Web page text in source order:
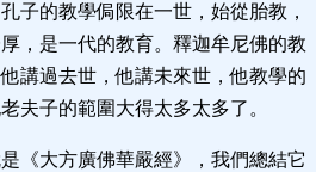
子的教學侷限在一世，始從胎教，
，是一代的教育。釋迦牟尼佛的教
講過去世，他講未來世，他教學的
夫子的範圍大得太多太多了。
《大方廣佛華嚴經》，我們總結它